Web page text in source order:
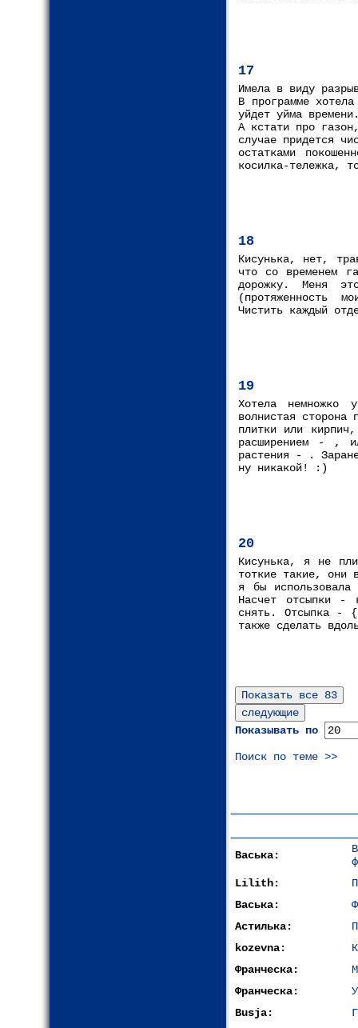
17
Имела в виду
В программе
уйдет уйма
А кстати про
случае придется
остатками
косилка-тележка,
18
Кисунька, нет,
что со временем
дорожку. Меня
(протяженность
Чистить каждый
19
Хотела немножко
волнистая
плитки или
расширением - ,
растения - .
ну никакой! :)
20
Кисунька, я не
тоткие такие, они
я бы
Насчет отсыпки -
снять. Отсыпка -
также сделать
Показывать по
Поиск по теме >>
Васька:
Lilith:
Васька:
Астилька:
kozevna:
Франческа:
Франческа:
Busja: